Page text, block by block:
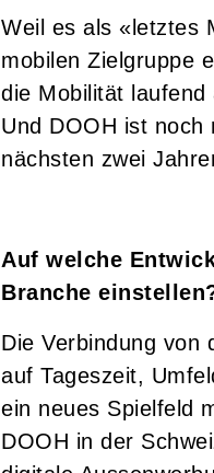
Weil es als «letztes
mobilen Zielgruppe
die Mobilität
Und DOOH ist
nächsten zwei
Auf welche
Branche
Die Verbindung von
auf Tageszeit,
ein neues Spielfeld
DOOH in der